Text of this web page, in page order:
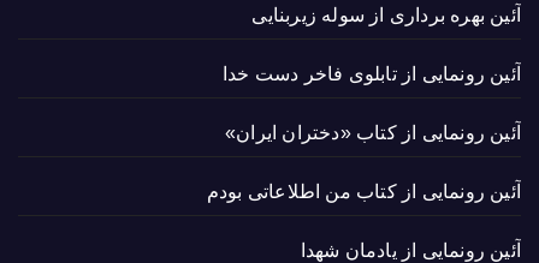
آئین بهره برداری از سوله زیربنایی
آئین رونمایی از تابلوی فاخر دست خدا
آئین رونمایی از کتاب «دختران ایران»
آئین رونمایی از کتاب من اطلاعاتی بودم
آئین رونمایی از یادمان شهدا